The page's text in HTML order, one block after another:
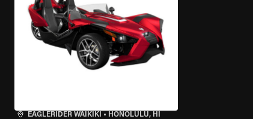
EAGLERIDER WAIKIKI • HONOLULU, HI